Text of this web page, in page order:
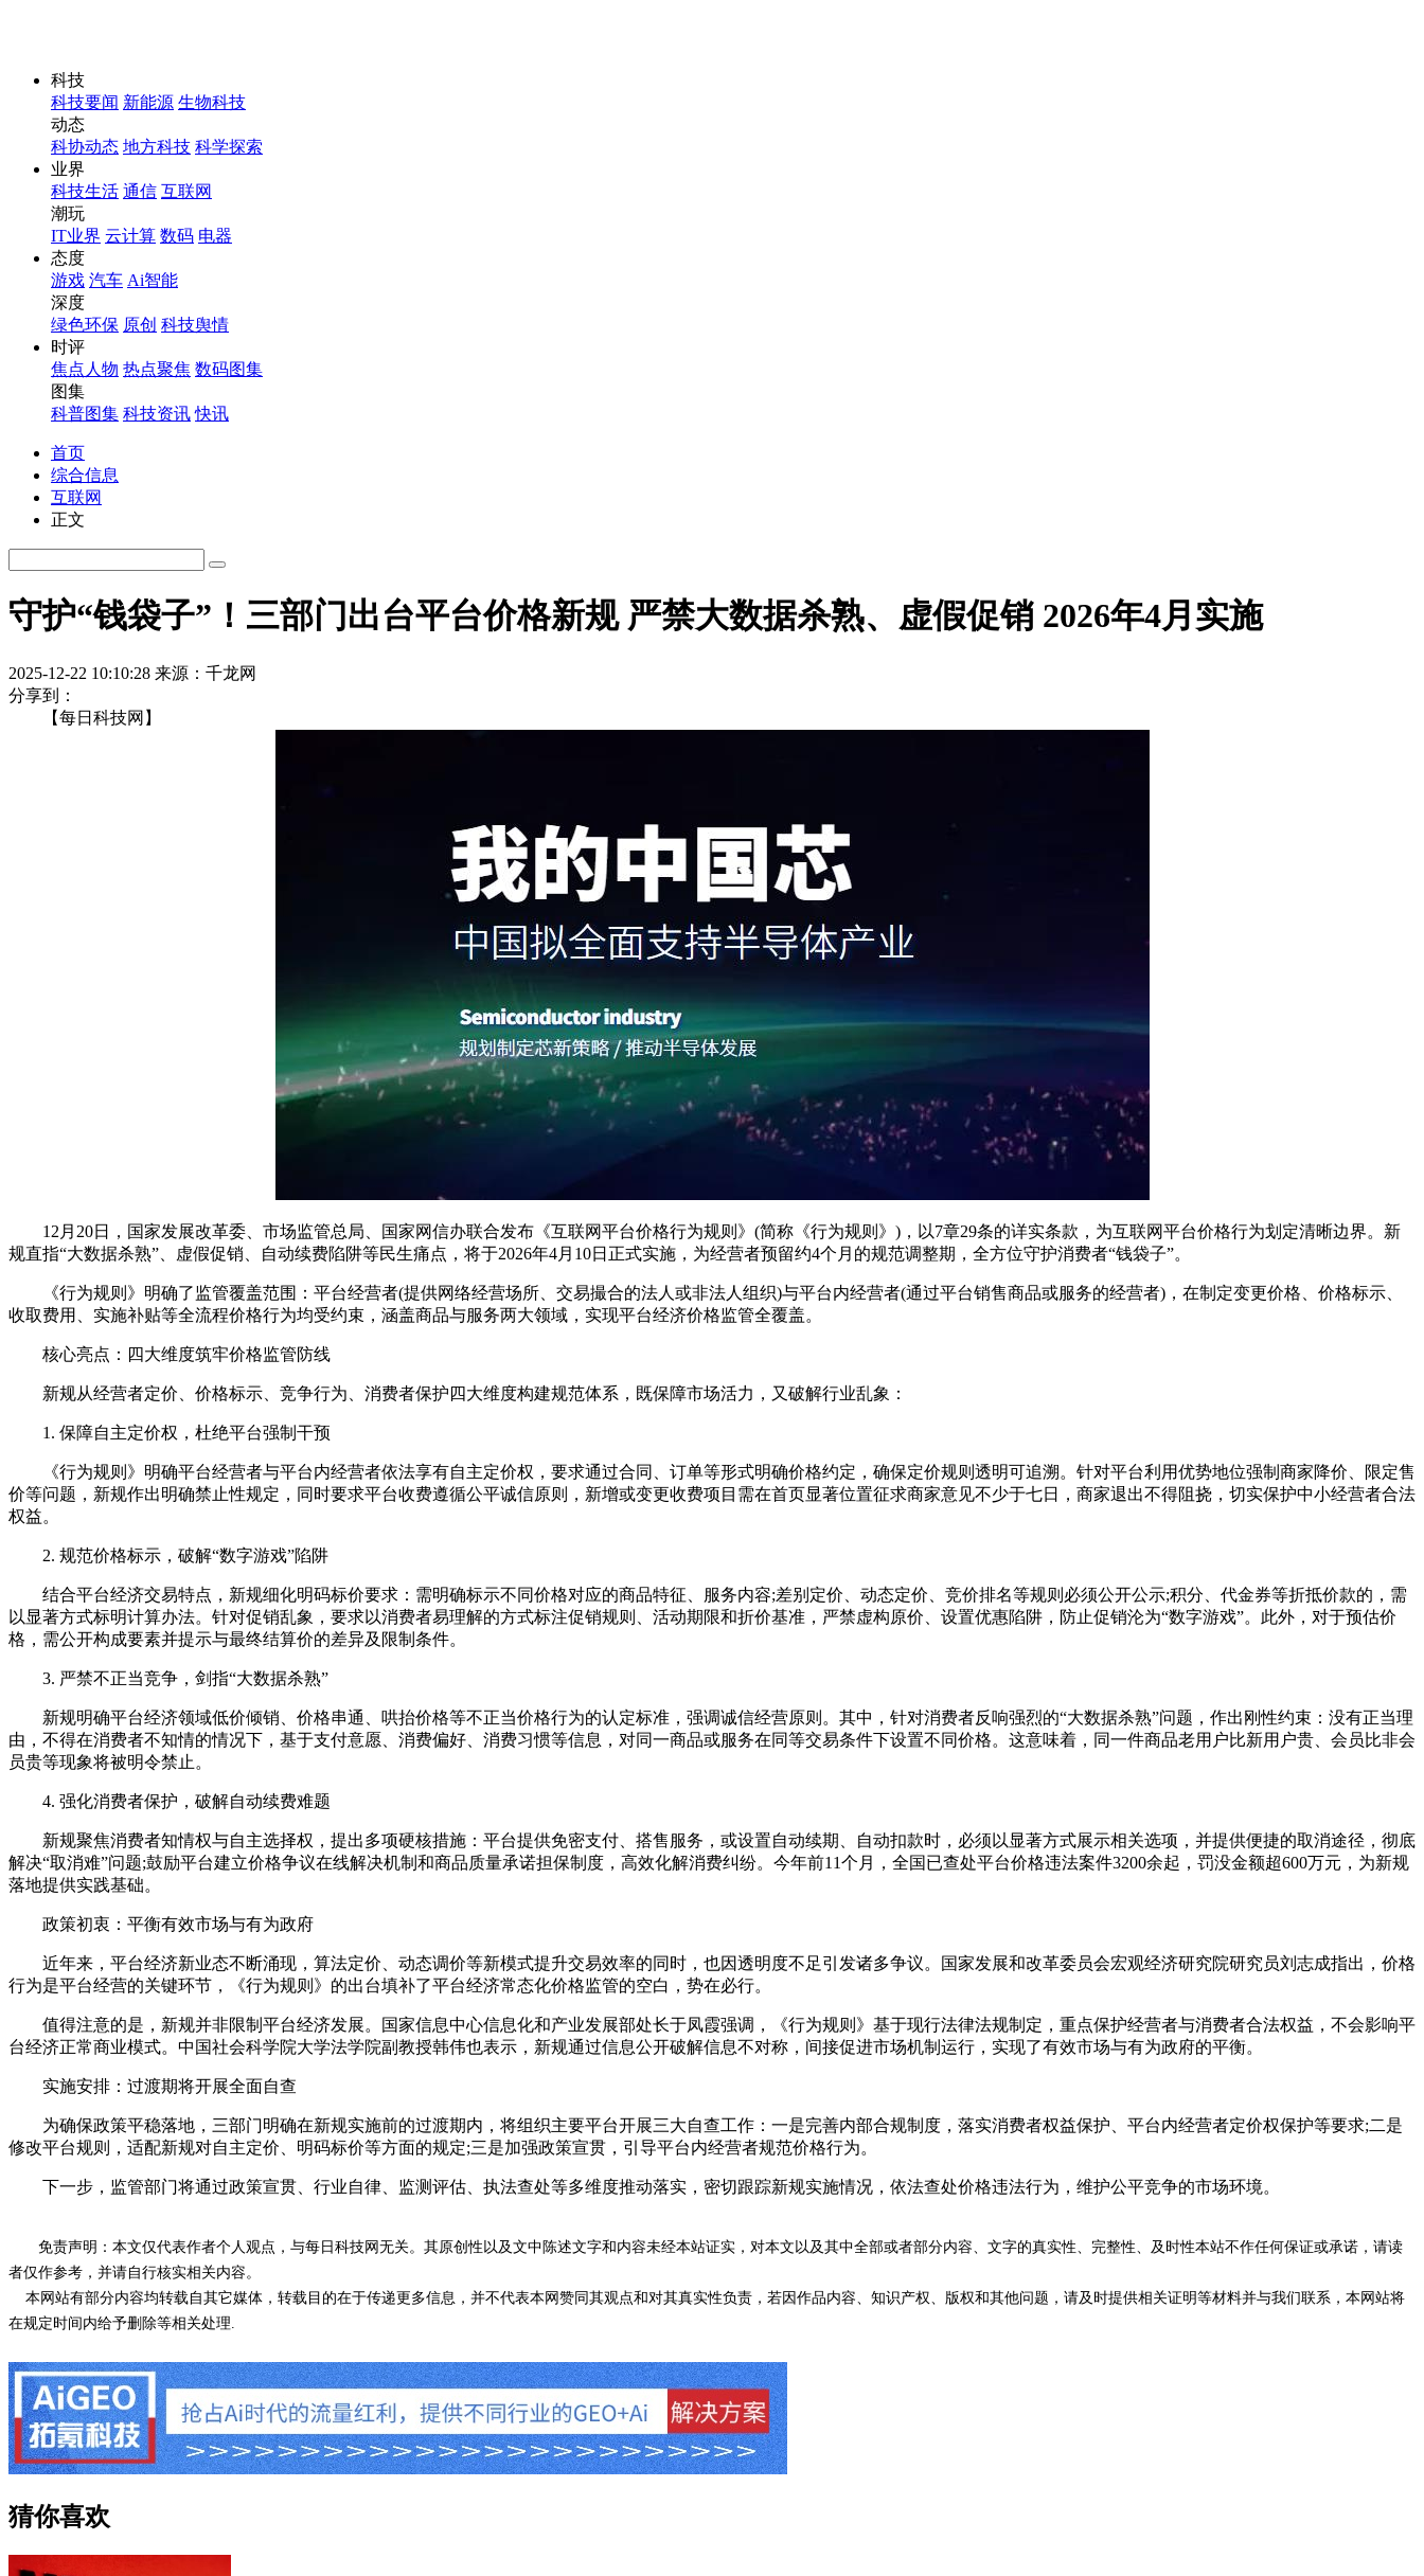
科技
科技要闻 新能源 生物科技
动态
科协动态 地方科技 科学探索
业界
科技生活 通信 互联网
潮玩
IT业界 云计算 数码 电器
态度
游戏 汽车 Ai智能
深度
绿色环保 原创 科技舆情
时评
焦点人物 热点聚焦 数码图集
图集
科普图集 科技资讯 快讯
首页
综合信息
互联网
正文
守护“钱袋子”！三部门出台平台价格新规 严禁大数据杀熟、虚假促销 2026年4月实施
2025-12-22 10:10:28 来源：千龙网
分享到：
【每日科技网】
12月20日，国家发展改革委、市场监管总局、国家网信办联合发布《互联网平台价格行为规则》(简称《行为规则》)，以7章29条的详实条款，为互联网平台价格行为划定清晰边界。新
规直指“大数据杀熟”、虚假促销、自动续费陷阱等民生痛点，将于2026年4月10日正式实施，为经营者预留约4个月的规范调整期，全方位守护消费者“钱袋子”。
《行为规则》明确了监管覆盖范围：平台经营者(提供网络经营场所、交易撮合的法人或非法人组织)与平台内经营者(通过平台销售商品或服务的经营者)，在制定变更价格、价格标示、
收取费用、实施补贴等全流程价格行为均受约束，涵盖商品与服务两大领域，实现平台经济价格监管全覆盖。
核心亮点：四大维度筑牢价格监管防线
新规从经营者定价、价格标示、竞争行为、消费者保护四大维度构建规范体系，既保障市场活力，又破解行业乱象：
1. 保障自主定价权，杜绝平台强制干预
《行为规则》明确平台经营者与平台内经营者依法享有自主定价权，要求通过合同、订单等形式明确价格约定，确保定价规则透明可追溯。针对平台利用优势地位强制商家降价、限定售
价等问题，新规作出明确禁止性规定，同时要求平台收费遵循公平诚信原则，新增或变更收费项目需在首页显著位置征求商家意见不少于七日，商家退出不得阻挠，切实保护中小经营者合法
权益。
2. 规范价格标示，破解“数字游戏”陷阱
结合平台经济交易特点，新规细化明码标价要求：需明确标示不同价格对应的商品特征、服务内容;差别定价、动态定价、竞价排名等规则必须公开公示;积分、代金券等折抵价款的，需
以显著方式标明计算办法。针对促销乱象，要求以消费者易理解的方式标注促销规则、活动期限和折价基准，严禁虚构原价、设置优惠陷阱，防止促销沦为“数字游戏”。此外，对于预估价
格，需公开构成要素并提示与最终结算价的差异及限制条件。
3. 严禁不正当竞争，剑指“大数据杀熟”
新规明确平台经济领域低价倾销、价格串通、哄抬价格等不正当价格行为的认定标准，强调诚信经营原则。其中，针对消费者反响强烈的“大数据杀熟”问题，作出刚性约束：没有正当理
由，不得在消费者不知情的情况下，基于支付意愿、消费偏好、消费习惯等信息，对同一商品或服务在同等交易条件下设置不同价格。这意味着，同一件商品老用户比新用户贵、会员比非会
员贵等现象将被明令禁止。
4. 强化消费者保护，破解自动续费难题
新规聚焦消费者知情权与自主选择权，提出多项硬核措施：平台提供免密支付、搭售服务，或设置自动续期、自动扣款时，必须以显著方式展示相关选项，并提供便捷的取消途径，彻底
解决“取消难”问题;鼓励平台建立价格争议在线解决机制和商品质量承诺担保制度，高效化解消费纠纷。今年前11个月，全国已查处平台价格违法案件3200余起，罚没金额超600万元，为新规
落地提供实践基础。
政策初衷：平衡有效市场与有为政府
近年来，平台经济新业态不断涌现，算法定价、动态调价等新模式提升交易效率的同时，也因透明度不足引发诸多争议。国家发展和改革委员会宏观经济研究院研究员刘志成指出，价格
行为是平台经营的关键环节，《行为规则》的出台填补了平台经济常态化价格监管的空白，势在必行。
值得注意的是，新规并非限制平台经济发展。国家信息中心信息化和产业发展部处长于凤霞强调，《行为规则》基于现行法律法规制定，重点保护经营者与消费者合法权益，不会影响平
台经济正常商业模式。中国社会科学院大学法学院副教授韩伟也表示，新规通过信息公开破解信息不对称，间接促进市场机制运行，实现了有效市场与有为政府的平衡。
实施安排：过渡期将开展全面自查
为确保政策平稳落地，三部门明确在新规实施前的过渡期内，将组织主要平台开展三大自查工作：一是完善内部合规制度，落实消费者权益保护、平台内经营者定价权保护等要求;二是
修改平台规则，适配新规对自主定价、明码标价等方面的规定;三是加强政策宣贯，引导平台内经营者规范价格行为。
下一步，监管部门将通过政策宣贯、行业自律、监测评估、执法查处等多维度推动落实，密切跟踪新规实施情况，依法查处价格违法行为，维护公平竞争的市场环境。
免责声明：本文仅代表作者个人观点，与每日科技网无关。其原创性以及文中陈述文字和内容未经本站证实，对本文以及其中全部或者部分内容、文字的真实性、完整性、及时性本站不作任何保证或承诺，请读
者仅作参考，并请自行核实相关内容。
本网站有部分内容均转载自其它媒体，转载目的在于传递更多信息，并不代表本网赞同其观点和对其真实性负责，若因作品内容、知识产权、版权和其他问题，请及时提供相关证明等材料并与我们联系，本网站将
在规定时间内给予删除等相关处理.
猜你喜欢